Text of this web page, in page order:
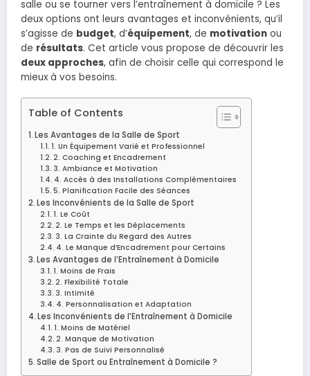
salle ou se tourner vers l’entraînement à domicile ? Les
deux options ont leurs avantages et inconvénients, qu’il
s’agisse de budget, d’équipement, de motivation ou
de résultats. Cet article vous propose de découvrir les
deux approches, afin de choisir celle qui correspond le
mieux à vos besoins.
Table of Contents
Les Avantages de la Salle de Sport
1. Un Équipement Varié et Professionnel
2. Coaching et Encadrement
3. Ambiance et Motivation
4. Accès à des Installations Complémentaires
5. Planification Facile des Séances
Les Inconvénients de la Salle de Sport
1. Le Coût
2. Le Temps et les Déplacements
3. La Crainte du Regard des Autres
4. Le Manque d’Encadrement pour Certains
Les Avantages de l’Entraînement à Domicile
1. Moins de Frais
2. Flexibilité Totale
3. Intimité
4. Personnalisation et Adaptation
Les Inconvénients de l’Entraînement à Domicile
1. Moins de Matériel
2. Manque de Motivation
3. Pas de Suivi Personnalisé
Salle de Sport ou Entraînement à Domicile ?